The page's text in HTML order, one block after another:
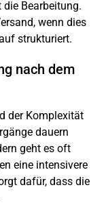
Bearbeitung.
wenn dies
strukturiert.
nach dem
der Komplexität
dauern
geht es oft
eine intensivere
dafür, dass die